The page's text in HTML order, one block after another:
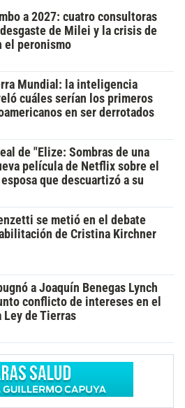
a 2027: cuatro consultoras
de Milei y la crisis de
el peronismo
Mundial: la inteligencia
cuáles serían los primeros
en ser derrotados
de "Elize: Sombras de una
película de Netflix sobre el
que descuartizó a su
se metió en el debate
de Cristina Kirchner
a Joaquín Benegas Lynch
conflicto de intereses en el
Ley de Tierras